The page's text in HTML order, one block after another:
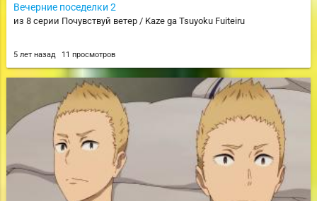
Вечерние поседелки 2
из 8 серии Почувствуй ветер / Kaze ga Tsuyoku Fuiteiru
5 лет назад 11 просмотров